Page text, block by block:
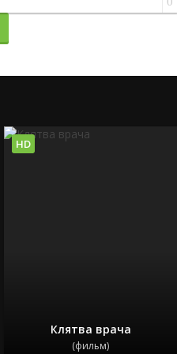
Клятва врача
(фильм)
HD